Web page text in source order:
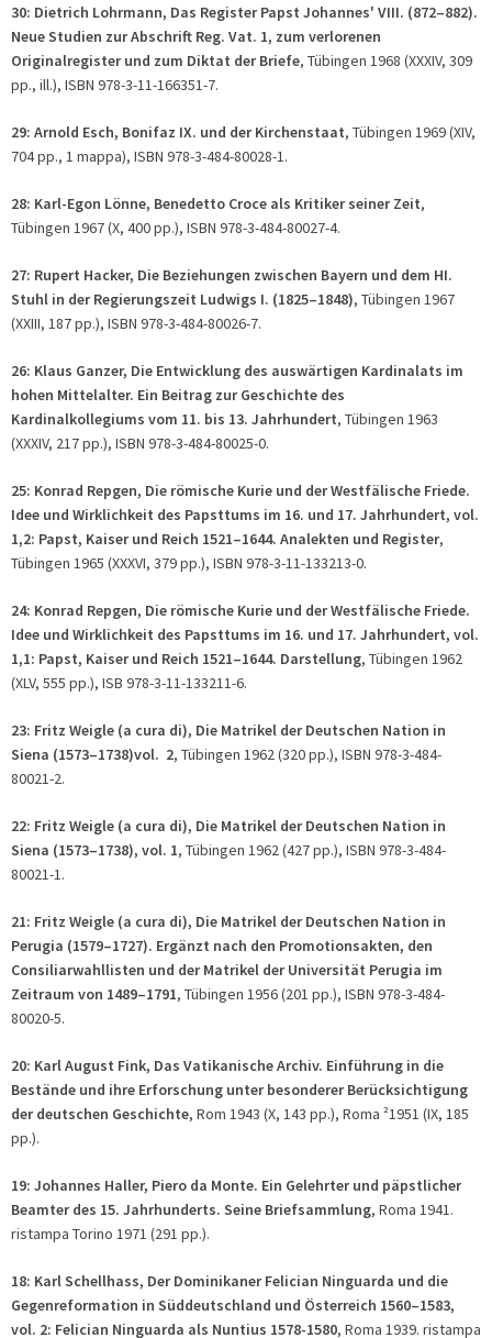
30: Dietrich Lohrmann, Das Register Papst Johannes' VIII. (872–882).
Neue Studien zur Abschrift Reg. Vat. 1, zum verlorenen
Originalregister und zum Diktat der Briefe, Tübingen 1968 (XXXIV, 309
pp., ill.), ISBN 978-3-11-166351-7.
29: Arnold Esch, Bonifaz IX. und der Kirchenstaat, Tübingen 1969 (XIV,
704 pp., 1 mappa), ISBN 978-3-484-80028-1.
28: Karl-Egon Lönne, Benedetto Croce als Kritiker seiner Zeit,
Tübingen 1967 (X, 400 pp.), ISBN 978-3-484-80027-4.
27: Rupert Hacker, Die Beziehungen zwischen Bayern und dem HI.
Stuhl in der Regierungszeit Ludwigs I. (1825–1848), Tübingen 1967
(XXIII, 187 pp.), ISBN 978-3-484-80026-7.
26: Klaus Ganzer, Die Entwicklung des auswärtigen Kardinalats im
hohen Mittelalter. Ein Beitrag zur Geschichte des
Kardinalkollegiums vom 11. bis 13. Jahrhundert, Tübingen 1963
(XXXIV, 217 pp.), ISBN 978-3-484-80025-0.
25: Konrad Repgen, Die römische Kurie und der Westfälische Friede.
Idee und Wirklichkeit des Papsttums im 16. und 17. Jahrhundert, vol.
1,2: Papst, Kaiser und Reich 1521–1644. Analekten und Register,
Tübingen 1965 (XXXVI, 379 pp.), ISBN 978-3-11-133213-0.
24: Konrad Repgen, Die römische Kurie und der Westfälische Friede.
Idee und Wirklichkeit des Papsttums im 16. und 17. Jahrhundert, vol.
1,1: Papst, Kaiser und Reich 1521–1644. Darstellung, Tübingen 1962
(XLV, 555 pp.), ISB 978-3-11-133211-6.
23: Fritz Weigle (a cura di), Die Matrikel der Deutschen Nation in
Siena (1573–1738)vol. 2, Tübingen 1962 (320 pp.), ISBN 978-3-484-
80021-2.
22: Fritz Weigle (a cura di), Die Matrikel der Deutschen Nation in
Siena (1573–1738), vol. 1, Tübingen 1962 (427 pp.), ISBN 978-3-484-
80021-1.
21: Fritz Weigle (a cura di), Die Matrikel der Deutschen Nation in
Perugia (1579–1727). Ergänzt nach den Promotionsakten, den
Consiliarwahllisten und der Matrikel der Universität Perugia im
Zeitraum von 1489–1791, Tübingen 1956 (201 pp.), ISBN 978-3-484-
80020-5.
20: Karl August Fink, Das Vatikanische Archiv. Einführung in die
Bestände und ihre Erforschung unter besonderer Berücksichtigung
der deutschen Geschichte, Rom 1943 (X, 143 pp.), Roma ²1951 (IX, 185
pp.).
19: Johannes Haller, Piero da Monte. Ein Gelehrter und päpstlicher
Beamter des 15. Jahrhunderts. Seine Briefsammlung, Roma 1941.
ristampa Torino 1971 (291 pp.).
18: Karl Schellhass, Der Dominikaner Felician Ninguarda und die
Gegenreformation in Süddeutschland und Österreich 1560–1583,
vol. 2: Felician Ninguarda als Nuntius 1578-1580, Roma 1939. ristampa